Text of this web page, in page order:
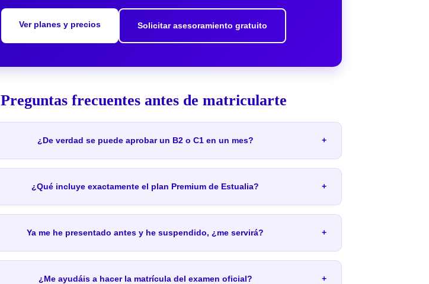
Ver planes y precios Solicitar asesoramiento gratuito
Preguntas frecuentes antes de matricularte
¿De verdad se puede aprobar un B2 o C1 en un mes? +
¿Qué incluye exactamente el plan Premium de Estualia? +
Ya me he presentado antes y he suspendido, ¿me servirá? +
¿Me ayudáis a hacer la matrícula del examen oficial? +